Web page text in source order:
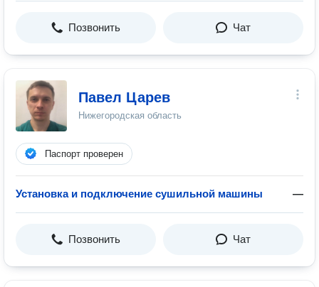
Позвонить Чат
Павел Царев
Нижегородская область
Паспорт проверен
Установка и подключение сушильной машины —
Позвонить Чат